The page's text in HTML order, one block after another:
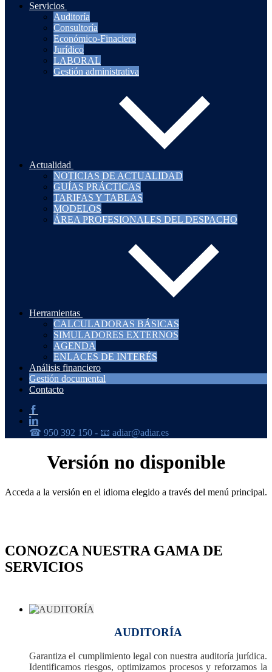
Servicios
Auditoría
Consultoría
Económico-Finaciero
Jurídico
LABORAL
Gestión administrativa
Actualidad
NOTICIAS DE ACTUALIDAD
GUÍAS PRÁCTICAS
TARIFAS Y TABLAS
MODELOS
ÁREA PROFESIONALES DEL DESPACHO
Herramientas
CALCULADORAS BÁSICAS
SIMULADORES EXTERNOS
AGENDA
ENLACES DE INTERÉS
Análisis financiero
Gestión documental
Contacto
Versión no disponible
Acceda a la versión en el idioma elegido a través del menú principal.
CONOZCA NUESTRA GAMA DE
SERVICIOS
AUDITORÍA
Garantiza el cumplimiento legal con nuestra auditoría jurídica.
Identificamos riesgos, optimizamos procesos y reforzamos la